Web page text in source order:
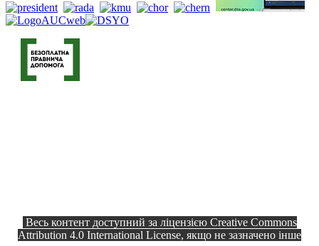
Весь контент доступний за ліцензією Creative Commons
Attribution 4.0 International License, якщо не зазначено інше